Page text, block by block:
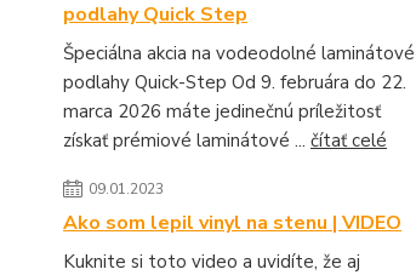
podlahy Quick Step
Špeciálna akcia na vodeodolné laminátové
podlahy Quick-Step Od 9. februára do 22.
marca 2026 máte jedinečnú príležitosť
získať prémiové laminátové ... čítať celé
09.01.2023
Ako som lepil vinyl na stenu | VIDEO
Kuknite si toto video a uvidíte, že aj